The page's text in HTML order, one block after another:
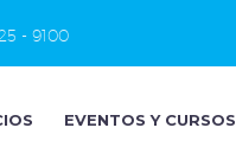
- 9100
EVENTOS Y CURSOS